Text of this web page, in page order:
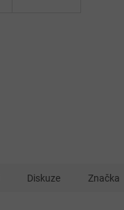
Diskuze Značka